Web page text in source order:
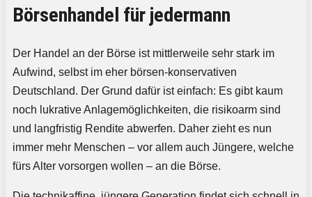
Börsenhandel für jedermann
Der Handel an der Börse ist mittlerweile sehr stark im
Aufwind, selbst im eher börsen-konservativen
Deutschland. Der Grund dafür ist einfach: Es gibt kaum
noch lukrative Anlagemöglichkeiten, die risikoarm sind
und langfristig Rendite abwerfen. Daher zieht es nun
immer mehr Menschen – vor allem auch Jüngere, welche
fürs Alter vorsorgen wollen – an die Börse.